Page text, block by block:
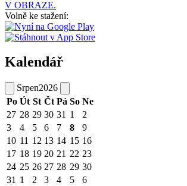
V OBRAZE.
Volně ke stažení:
Kalendář
Srpen2026
Po Út St Čt Pá So Ne
27 28 29 30 31 1
2
3
4 5 6 7 8
9
10 11 12 13 14 15 16
17 18 19 20 21 22 23
24 25 26 27 28 29 30
31 1 2 3 4 5 6